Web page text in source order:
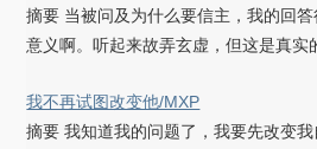
摘要 当被问及为什么要信主，我的回
意义啊。听起来故弄玄虚，但这是真实
我不再试图改变他/MXP
摘要 我知道我的问题了，我要先改变我